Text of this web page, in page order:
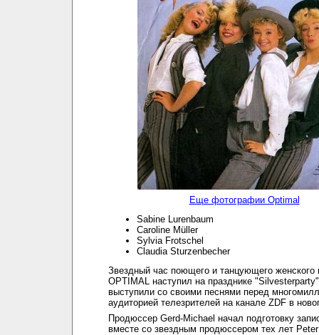
Еще фотографии Optimal
Sabine Lurenbaum
Caroline Müller
Sylvia Frotschel
Claudia Sturzenbecher
Звездный час поющего и танцующего женского
OPTIMAL наступил на празднике
выступили со своими песнями перед
аудиторией телезрителей на канале ZDF в
Продюссер Gerd-Michael начал подготовку
вместе со звездным продюссером тех лет